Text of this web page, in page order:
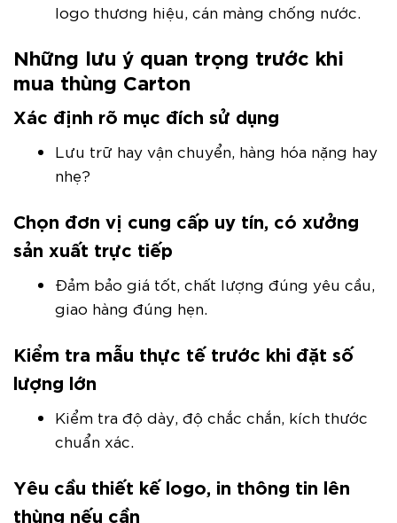
logo thương hiệu, cán màng chống nước.
Những lưu ý quan trọng trước khi
mua thùng Carton
Xác định rõ mục đích sử dụng
Lưu trữ hay vận chuyển, hàng hóa nặng hay
nhẹ?
Chọn đơn vị cung cấp uy tín, có xưởng
sản xuất trực tiếp
Đảm bảo giá tốt, chất lượng đúng yêu cầu,
giao hàng đúng hẹn.
Kiểm tra mẫu thực tế trước khi đặt số
lượng lớn
Kiểm tra độ dày, độ chắc chắn, kích thước
chuẩn xác.
Yêu cầu thiết kế logo, in thông tin lên
thùng nếu cần